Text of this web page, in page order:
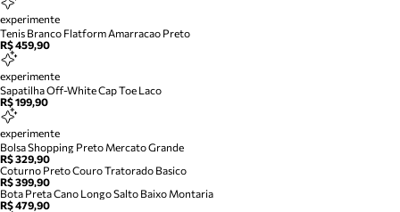
experimente
Tenis Branco Flatform Amarracao Preto
R$ 459,90
experimente
Sapatilha Off-White Cap Toe Laco
R$ 199,90
experimente
Bolsa Shopping Preto Mercato Grande
R$ 329,90
Coturno Preto Couro Tratorado Basico
R$ 399,90
Bota Preta Cano Longo Salto Baixo Montaria
R$ 479,90